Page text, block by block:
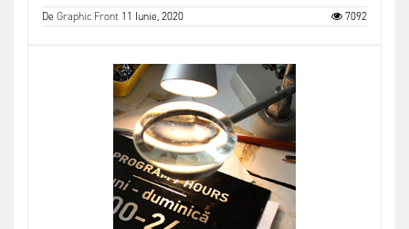
DeGraphic Front 11 Iunie, 2020 7092